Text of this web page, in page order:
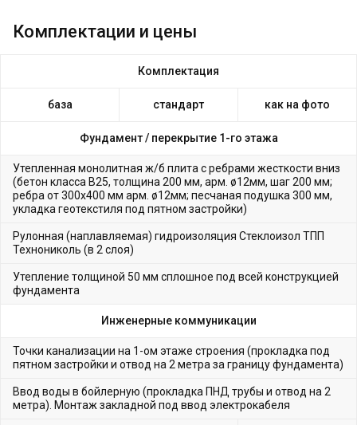
Комплектации и цены
Комплектация
база стандарт как на фото
Фундамент / перекрытие 1-го этажа
Утепленная монолитная ж/б плита с ребрами жесткости вниз
(бетон класса В25, толщина 200 мм, арм. ø12мм, шаг 200 мм;
ребра от 300х400 мм арм. ø12мм; песчаная подушка 300 мм,
укладка геотекстиля под пятном застройки)
Рулонная (наплавляемая) гидроизоляция Стеклоизол ТПП
Технониколь (в 2 слоя)
Утепление толщиной 50 мм сплошное под всей конструкцией
фундамента
Инженерные коммуникации
Точки канализации на 1-ом этаже строения (прокладка под
пятном застройки и отвод на 2 метра за границу фундамента)
Ввод воды в бойлерную (прокладка ПНД трубы и отвод на 2
метра). Монтаж закладной под ввод электрокабеля